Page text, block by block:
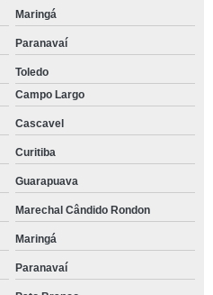
Maringá
Paranavaí
Toledo
Campo Largo
Cascavel
Curitiba
Guarapuava
Marechal Cândido Rondon
Maringá
Paranavaí